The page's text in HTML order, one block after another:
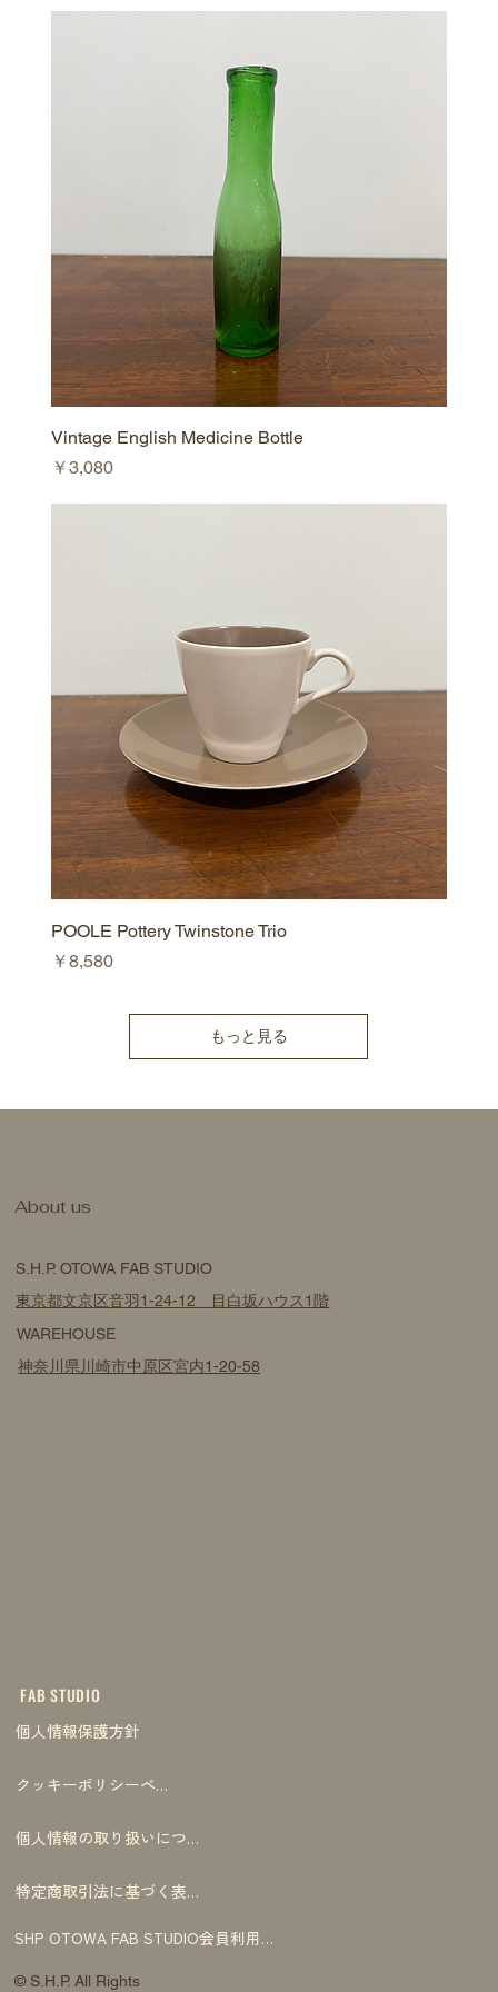
Vintage English Medicine Bottle
価格
￥3,080
POOLE Pottery Twinstone Trio
価格
￥8,580
もっと見る
FAB STUDIO
個人情報保護方針
クッキーポリシーページ
個人情報の取り扱いについて
特定商取引法に基づく表記
SHP OTOWA FAB STUDIO会員利用規約
© S.H.P. All Rights
S.H.P. OTOWA FAB STUDIO
東京都文京区音羽1-24-12 目白坂ハウス1階
WAREHOUSE
神奈川県川崎市中原区宮内1-20-58
​About us